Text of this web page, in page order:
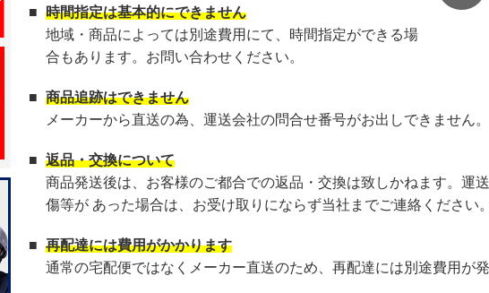
■ 時間指定は基本的にできません
地域・商品によっては別途費用にて、時間指定ができる場
合もあります。お問い合わせください。
■ 商品追跡はできません
メーカーから直送の為、運送会社の問合せ番号がお出しできません
■ 返品・交換について
商品発送後は、お客様のご都合での返品・交換は致しかねます。運
傷等が あった場合は、お受け取りにならず当社までご連絡ください
■ 再配達には費用がかかります
通常の宅配便ではなくメーカー直送のため、再配達には別途費用が